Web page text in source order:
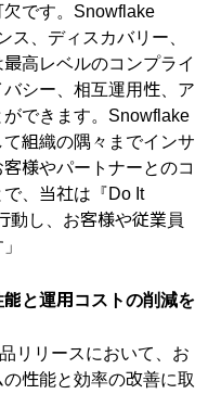
です。Snowflake
ス、ディスカバリー、
高レベルのコンプライ
シー、相互運用性、ア
できます。Snowflake
組織の隅々までインサ
様やパートナーとのコ
、当社は『Do It
動し、お客様や従業員
と運用コストの削減を
リリースにおいて、お
性能と効率の改善に取